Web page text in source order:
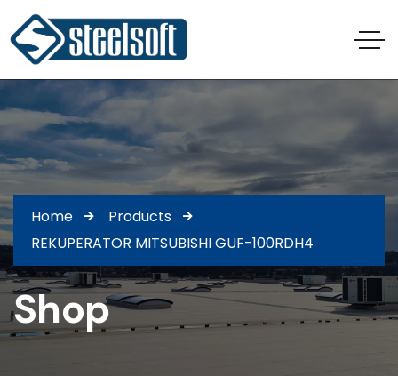
Home
Products
REKUPERATOR MITSUBISHI GUF-100RDH4
Shop